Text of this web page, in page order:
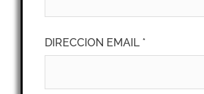
DIRECCION EMAIL *